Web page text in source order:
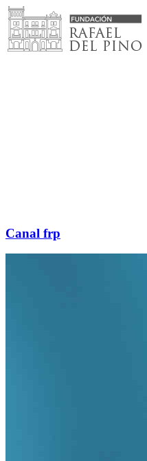
Saltar
al
contenido
Canal frp